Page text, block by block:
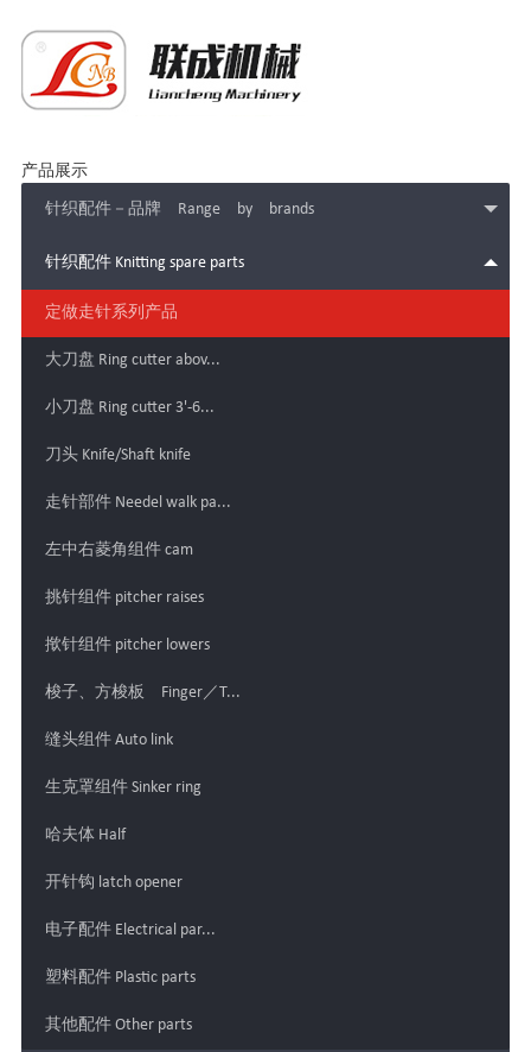
产品展示
针织配件－品牌 Range by brands
针织配件 Knitting spare parts
定做走针系列产品
大刀盘 Ring cutter abov...
小刀盘 Ring cutter 3'-6...
刀头 Knife/Shaft knife
走针部件 Needel walk pa...
左中右菱角组件 cam
挑针组件 pitcher raises
揿针组件 pitcher lowers
梭子、方梭板 Finger／T...
缝头组件 Auto link
生克罩组件 Sinker ring
哈夫体 Half
开针钩 latch opener
电子配件 Electrical par...
塑料配件 Plastic parts
其他配件 Other parts